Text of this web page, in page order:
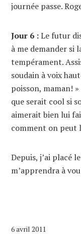
journée passe.
Jour 6 :Le futur
à me demander si
tempérament.
soudain à voix
poisson, maman!
que serait cool si
aimerait bien lui
comment on peut
Depuis, j’ai placé
m’apprendra à
6 avril 2011